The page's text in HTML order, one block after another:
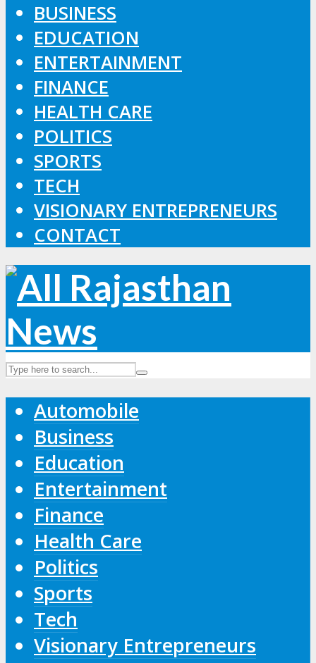
BUSINESS
EDUCATION
ENTERTAINMENT
FINANCE
HEALTH CARE
POLITICS
SPORTS
TECH
VISIONARY ENTREPRENEURS
CONTACT
Automobile
Business
Education
Entertainment
Finance
Health Care
Politics
Sports
Tech
Visionary Entrepreneurs